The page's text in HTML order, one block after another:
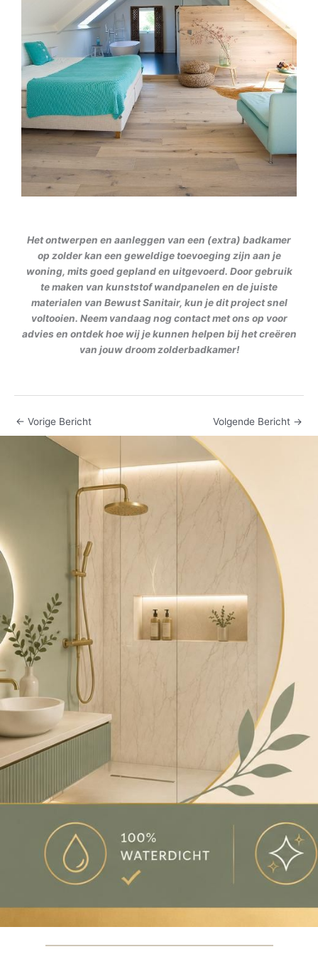
Het ontwerpen en aanleggen van een (extra) badkamer
op zolder kan een geweldige toevoeging zijn aan je
woning, mits goed gepland en uitgevoerd. Door gebruik
te maken van kunststof wandpanelen en de juiste
materialen van Bewust Sanitair, kun je dit project snel
voltooien. Neem vandaag nog contact met ons op voor
advies en ontdek hoe wij je kunnen helpen bij het creëren
van jouw droom zolderbadkamer!
← Vorige Bericht Volgende Bericht →